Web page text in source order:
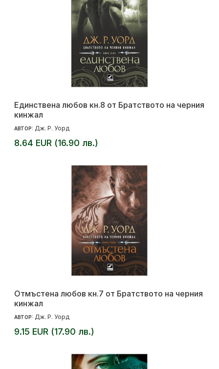
Единствена любов кн.8 от Братството на черния
кинжал
АВТОР: Дж. Р. Уорд
8.64 EUR (16.90 лв.)
Отмъстена любов кн.7 от Братството на черния
кинжал
АВТОР: Дж. Р. Уорд
9.15 EUR (17.90 лв.)